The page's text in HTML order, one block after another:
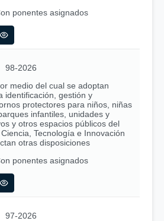
ponentes asignados
98-2026
medio del cual se adoptan
identificación, gestión y
protectores para niños, niñas
infantiles, unidades y
y otros espacios públicos del
Tecnología e Innovación
otras disposiciones
ponentes asignados
97-2026